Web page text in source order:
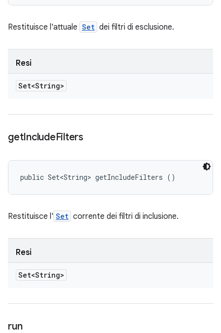
Restituisce l'attuale Set dei filtri di esclusione.
Resi
Set<String>
getIncludeFilters
public Set<String> getIncludeFilters ()
Restituisce l' Set corrente dei filtri di inclusione.
Resi
Set<String>
run